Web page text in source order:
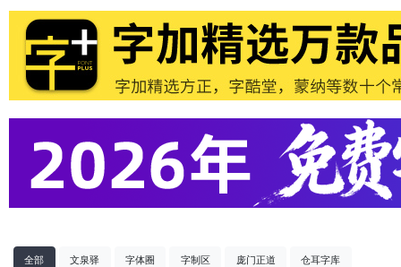
全部 文泉驿 字体圈 字制区 庞门正道 仓耳字库